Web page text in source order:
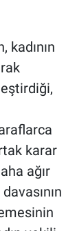
kadının
karar
ağır